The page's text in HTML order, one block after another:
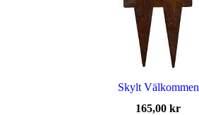
Skylt Välkommen
165,00 kr